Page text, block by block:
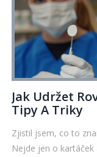
Jak Udržet
Tipy A Triky
Zjistil jsem, co to
Nejde jen o